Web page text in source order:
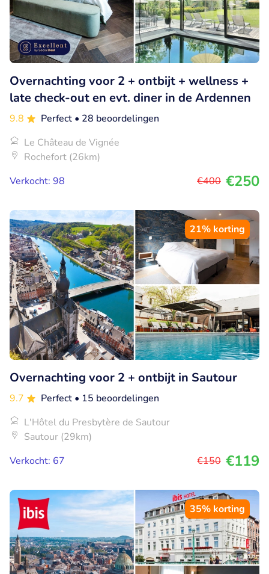
Overnachting voor 2 + ontbijt + wellness +
late check-out en evt. diner in de Ardennen
9.8 Perfect • 28 beoordelingen
Le Château de Vignée
Rochefort (26km)
Verkocht: 98
€400 €250
21% korting
Overnachting voor 2 + ontbijt in Sautour
9.7 Perfect • 15 beoordelingen
L'Hôtel du Presbytère de Sautour
Sautour (29km)
Verkocht: 67
€150 €119
35% korting